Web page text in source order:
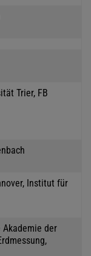
Trier, FB
Institut für
Akademie der